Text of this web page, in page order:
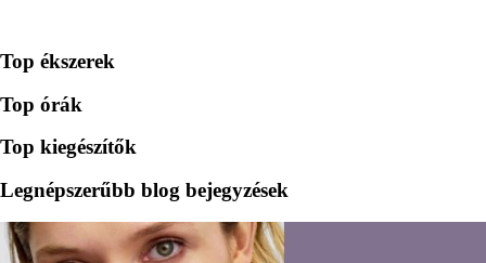
Top ékszerek
Top órák
Top kiegészítők
Legnépszerűbb blog bejegyzések